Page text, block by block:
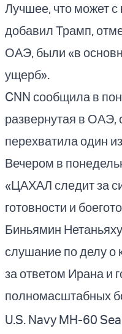
Лучшее, что может
добавил Трамп,
ОАЭ, были «в
ущерб».
CNN сообщила в
развернутая в ОАЭ,
перехватила один
Вечером в
«ЦАХАЛ следит за
готовности и
Биньямин
слушание по делу о
за ответом Ирана и
полномасштабных
U.S. Navy MH-60